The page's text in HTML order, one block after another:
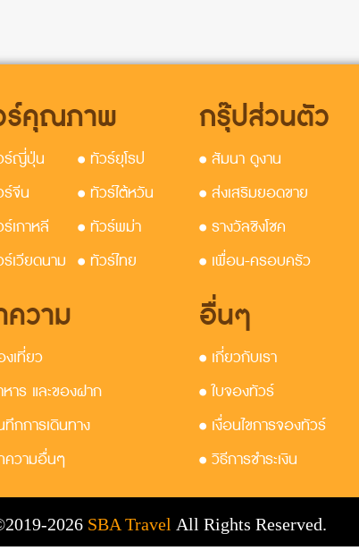
ร์คุณภาพ
ร์ญี่ปุ่น
• ทัวร์ยุโรป
จีน
• ทัวร์ไต้หวัน
เกาหลี
• ทัวร์พม่า
เวียดนาม • ทัวร์ไทย
วาม
เที่ยว
าร และของฝาก
กการเดินทาง
ความอื่นๆ
กรุ๊ปส่วนตัว
• สัมนา ดูงาน
• ส่งเสริมยอดขาย
• รางวัลชิงโชค
• เพื่อน-ครอบครัว
อื่นๆ
• เกี่ยวกับเรา
• ใบจองทัวร์
• เงื่อนไขการจองทัวร์
• วิธีการชำระเงิน
2026 SBA Travel All Rights Reserved.